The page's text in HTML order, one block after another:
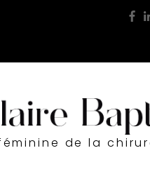
SILHOUETTE
de la